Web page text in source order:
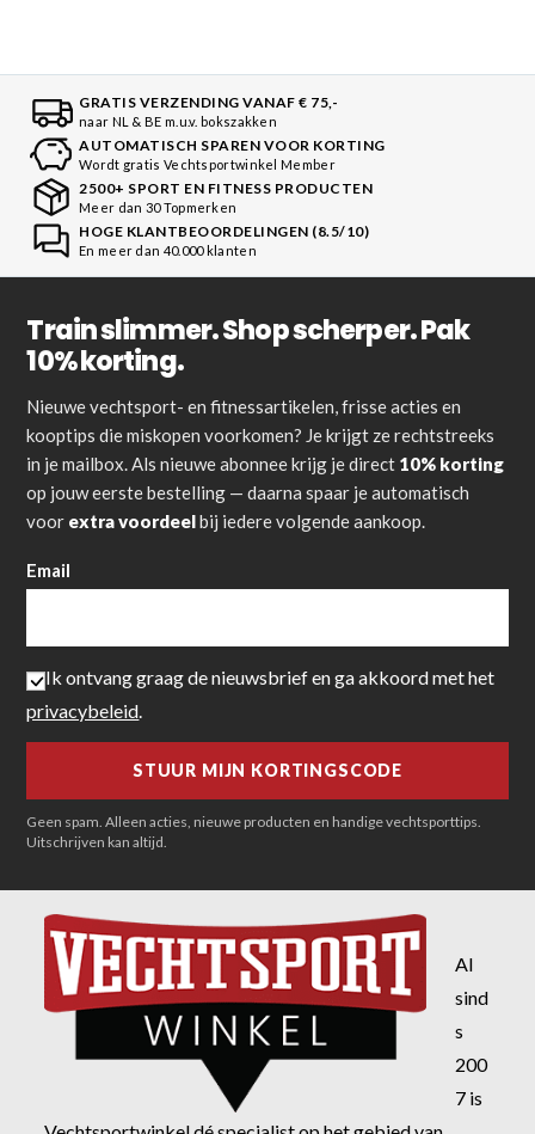
GRATIS VERZENDING VANAF € 75,-
naar NL & BE m.u.v. bokszakken
AUTOMATISCH SPAREN VOOR KORTING
Wordt gratis Vechtsportwinkel Member
2500+ SPORT EN FITNESS PRODUCTEN
Meer dan 30 Topmerken
HOGE KLANTBEOORDELINGEN (8.5/10)
En meer dan 40.000 klanten
Train slimmer. Shop scherper. Pak
10% korting.
Nieuwe vechtsport- en fitnessartikelen, frisse acties en
kooptips die miskopen voorkomen? Je krijgt ze rechtstreeks
in je mailbox. Als nieuwe abonnee krijg je direct 10% korting
op jouw eerste bestelling — daarna spaar je automatisch
voor extra voordeelbij iedere volgende aankoop.
Email
Ik ontvang graag de nieuwsbrief en ga akkoord met het
privacybeleid
Geen spam. Alleen acties, nieuwe producten en handige vechtsporttips.
Uitschrijven kan altijd.
Al
sind
s
200
7 is